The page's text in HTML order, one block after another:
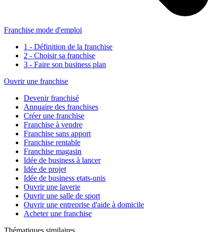
Franchise mode d'emploi
1 - Définition de la franchise
2 - Choisir sa franchise
3 - Faire son business plan
Ouvrir une franchise
Devenir franchisé
Annuaire des franchises
Créer une franchise
Franchise à vendre
Franchise sans apport
Franchise rentable
Franchise magasin
Idée de business à lancer
Idée de projet
Idée de business etats-unis
Ouvrir une laverie
Ouvrir une salle de sport
Ouvrir une entreprise d'aide à domicile
Acheter une franchise